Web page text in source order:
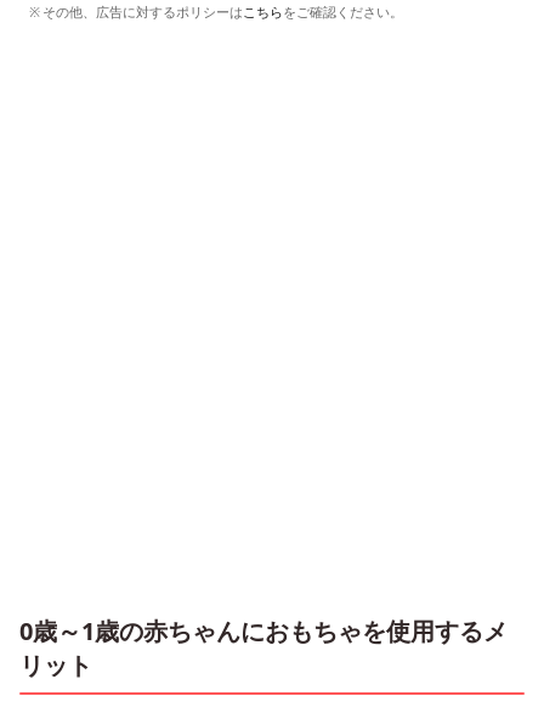
その他、広告に対するポリシーはこちらをご確認ください。
0歳～1歳の赤ちゃんにおもちゃを使用するメ
リット